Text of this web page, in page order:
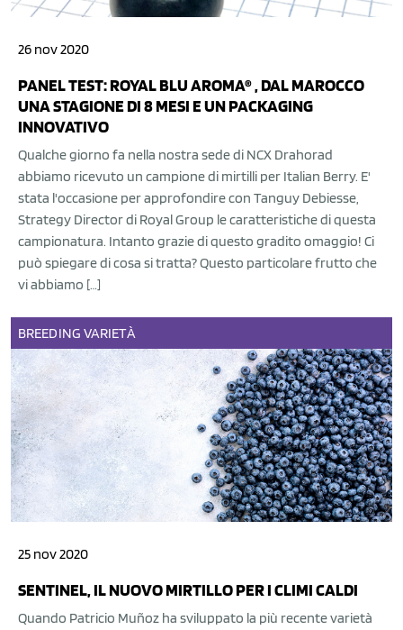
26 nov 2020
PANEL TEST: ROYAL BLU AROMA® , DAL MAROCCO
UNA STAGIONE DI 8 MESI E UN PACKAGING
INNOVATIVO
Qualche giorno fa nella nostra sede di NCX Drahorad
abbiamo ricevuto un campione di mirtilli per Italian Berry. E'
stata l'occasione per approfondire con Tanguy Debiesse,
Strategy Director di Royal Group le caratteristiche di questa
campionatura. Intanto grazie di questo gradito omaggio! Ci
può spiegare di cosa si tratta? Questo particolare frutto che
vi abbiamo […]
BREEDING VARIETÀ
25 nov 2020
SENTINEL, IL NUOVO MIRTILLO PER I CLIMI CALDI
Quando Patricio Muñoz ha sviluppato la più recente varietà